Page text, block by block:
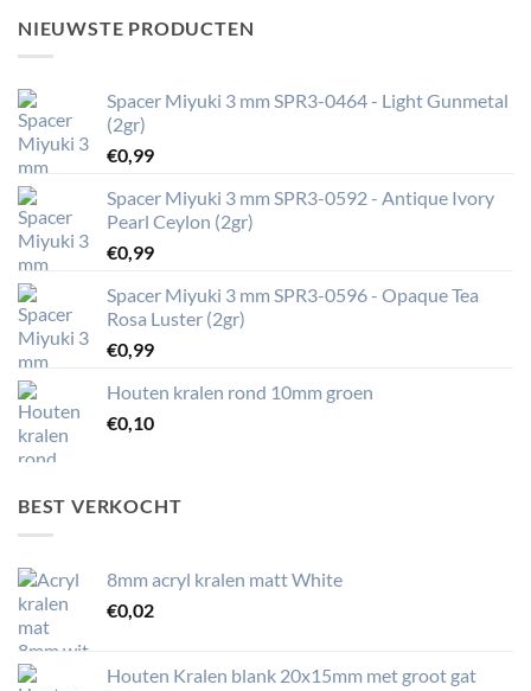
NIEUWSTE PRODUCTEN
Spacer Miyuki 3 mm SPR3-0464 - Light Gunmetal
(2gr)
€0,99
Spacer Miyuki 3 mm SPR3-0592 - Antique Ivory
Pearl Ceylon (2gr)
€0,99
Spacer Miyuki 3 mm SPR3-0596 - Opaque Tea
Rosa Luster (2gr)
€0,99
Houten kralen rond 10mm groen
€0,10
BEST VERKOCHT
8mm acryl kralen matt White
€0,02
Houten Kralen blank 20x15mm met groot gat